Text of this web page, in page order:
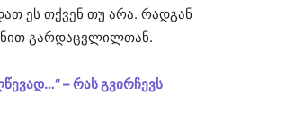
ეს თქვენ თუ არა. რადგან
გარდაცვლილთან.
– რას გვირჩევს